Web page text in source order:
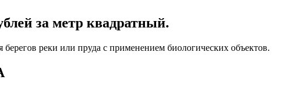
за метр квадратный.
реки или пруда с применением биологических объектов.